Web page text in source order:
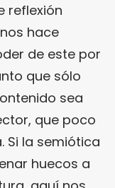
reflexión
hace
de este por
que sólo
sea
que poco
Si la semiótica
huecos a